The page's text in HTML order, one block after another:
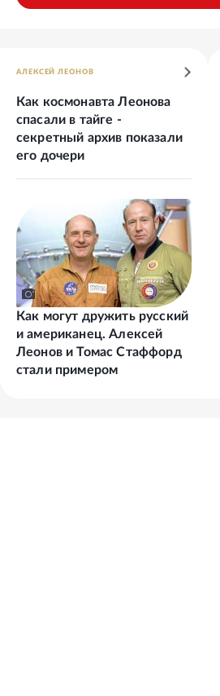
АЛЕКСЕЙ ЛЕОНОВ
Как космонавта Леонова
спасали в тайге -
секретный архив показали
его дочери
Как могут дружить русский
и американец. Алексей
Леонов и Томас Стаффорд
стали примером